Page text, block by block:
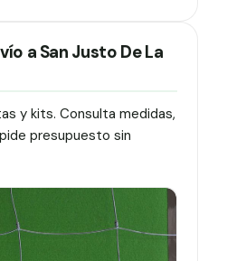
a San Justo De La
y kits. Consulta medidas,
presupuesto sin